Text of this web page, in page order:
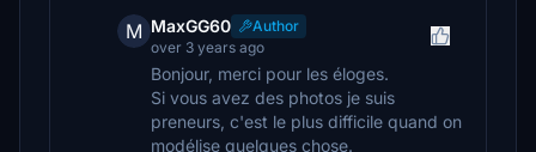
M MaxGG60
Author
over 3 years ago
Bonjour, merci pour les éloges.
Si vous avez des photos je suis
preneurs, c'est le plus difficile quand on
modélise quelques chose.